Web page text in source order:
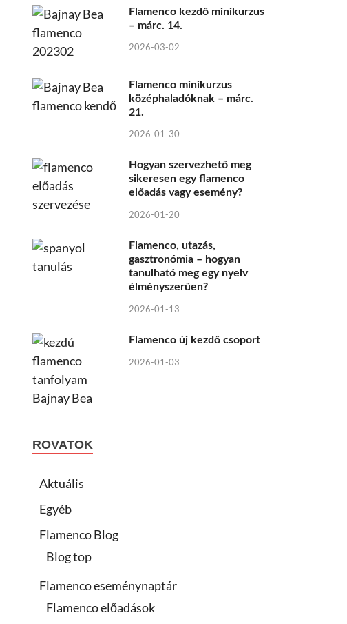
Flamenco kezdő minikurzus
– márc. 14.
2026-03-02
Flamenco minikurzus
középhaladóknak – márc.
21.
2026-01-30
Hogyan szervezhető meg
sikeresen egy flamenco
előadás vagy esemény?
2026-01-20
Flamenco, utazás,
gasztronómia – hogyan
tanulható meg egy nyelv
élményszerűen?
2026-01-13
Flamenco új kezdő csoport
2026-01-03
ROVATOK
Aktuális
Egyéb
Flamenco Blog
Blog top
Flamenco eseménynaptár
Flamenco előadások